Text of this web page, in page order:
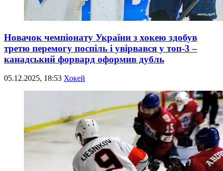
Новачок чемпіонату України з хокею здобув
третю перемогу поспіль і увірвався у топ-3 –
канадський форвард оформив дубль
05.12.2025, 18:53 Хокей